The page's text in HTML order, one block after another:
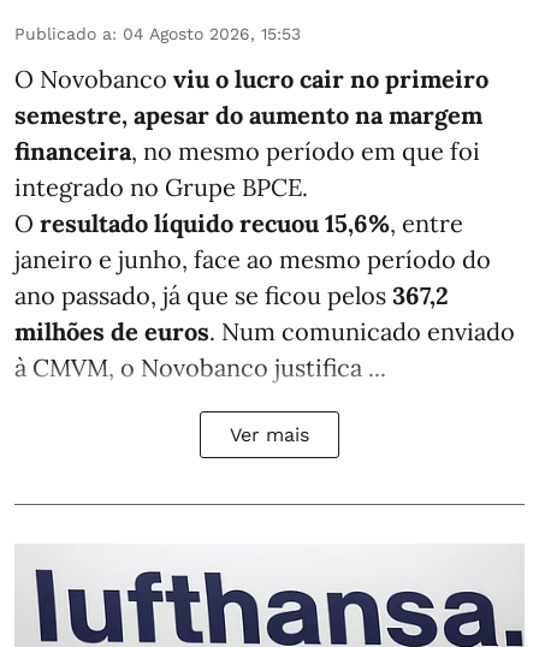
Publicado a: 04 Agosto 2026, 15:53
O Novobanco viu o lucro cair no primeiro
semestre, apesar do aumento na margem
financeira, no mesmo período em que foi
integrado no Grupe BPCE.
O resultado líquido recuou 15,6%, entre
janeiro e junho, face ao mesmo período do
ano passado, já que se ficou pelos 367,2
milhões de euros. Num comunicado enviado
à CMVM, o Novobanco justifica ...
Ver mais